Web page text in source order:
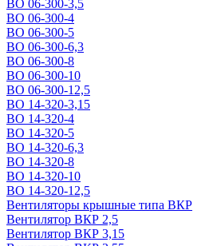
ВО 06-300-3,5
ВО 06-300-4
ВО 06-300-5
ВО 06-300-6,3
ВО 06-300-8
ВО 06-300-10
ВО 06-300-12,5
ВО 14-320-3,15
ВО 14-320-4
ВО 14-320-5
ВО 14-320-6,3
ВО 14-320-8
ВО 14-320-10
ВО 14-320-12,5
Вентиляторы крышные типа ВКР
Вентилятор ВКР 2,5
Вентилятор ВКР 3,15